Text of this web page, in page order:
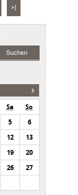
>|
Suchen
Sa
So
5
6
12
13
19
20
26
27